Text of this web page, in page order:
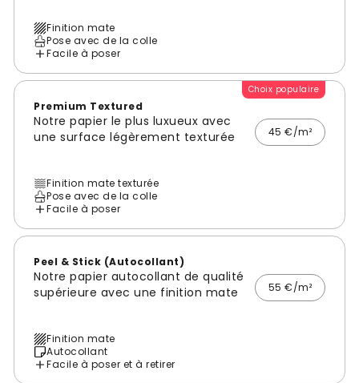
Finition mate
Pose avec de la colle
Facile à poser
Choix populaire
Premium Textured
Notre papier le plus luxueux avec
une surface légèrement texturée
45 €/m²
Finition mate texturée
Pose avec de la colle
Facile à poser
Peel & Stick (Autocollant)
Notre papier autocollant de qualité
supérieure avec une finition mate
55 €/m²
Finition mate
Autocollant
Facile à poser et à retirer